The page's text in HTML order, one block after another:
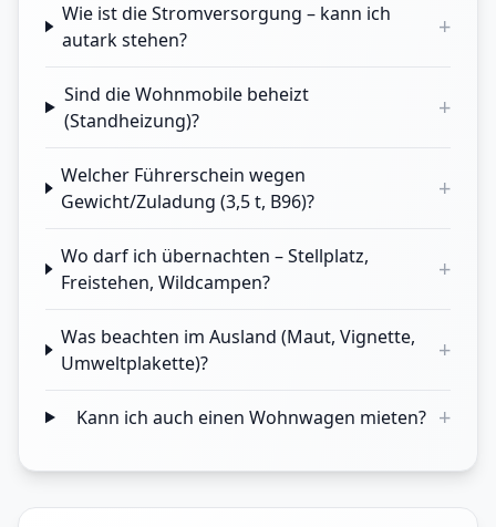
Wie ist die Stromversorgung – kann ich
autark stehen?
+
Sind die Wohnmobile beheizt
(Standheizung)?
+
Welcher Führerschein wegen
Gewicht/Zuladung (3,5 t, B96)?
+
Wo darf ich übernachten – Stellplatz,
Freistehen, Wildcampen?
+
Was beachten im Ausland (Maut, Vignette,
Umweltplakette)?
+
Kann ich auch einen Wohnwagen mieten? +